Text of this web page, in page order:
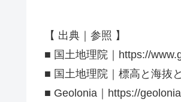
【 出典｜参照 】
■ 国土地理院｜https://
■ 国土地理院｜標高と海抜
■ Geolonia｜https://